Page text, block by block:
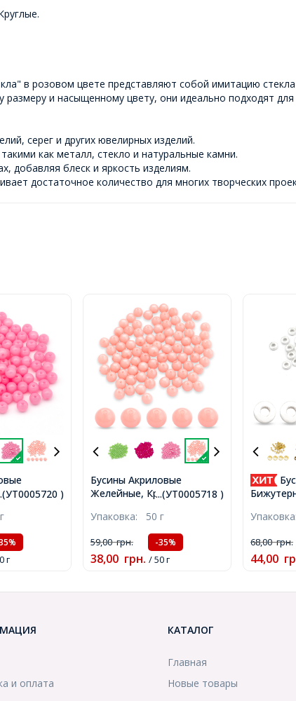
в розовом цвете представляют собой имитацию
и насыщенному цвету, они идеально подходят
серег и других ювелирных изделий.
как металл, стекло и натуральные камни.
добавляя блеск и яркость изделиям.
достаточное количество для многих творческих
)
50г,
г
...(УТ0005718 )
Бусины Акриловые
Желейные, Круглые, Цвет:
Диаметр: 10мм, Отв-тие
2мм, около 90шт/50г,
(УТ0005718)
Упаковка: 50 г
59,00грн. -35%
38,00 грн. / 50 г
68,00грн.
44,00
и оплата
КАТАЛОГ
Главная
Новые товары